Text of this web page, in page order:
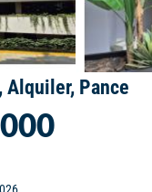
Alquiler, Pance